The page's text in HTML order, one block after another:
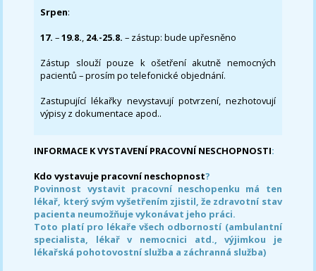
Srpen:
17. –19.8., 24.-25.8. – zástup: bude upřesněno
Zástup slouží pouze k ošetření akutně nemocných
pacientů – prosím po telefonické objednání.
Zastupující lékařky nevystavují potvrzení, nezhotovují
výpisy z dokumentace apod..
INFORMACE K VYSTAVENÍ PRACOVNÍ NESCHOPNOSTI:
Kdo vystavuje pracovní neschopnost?
Povinnost vystavit pracovní neschopenku má ten
lékař, který svým vyšetřením zjistil, že zdravotní stav
pacienta neumožňuje vykonávat jeho práci.
Toto platí pro lékaře všech odborností (ambulantní
specialista, lékař v nemocnici atd., výjimkou je
lékařská pohotovostní služba a záchranná služba)